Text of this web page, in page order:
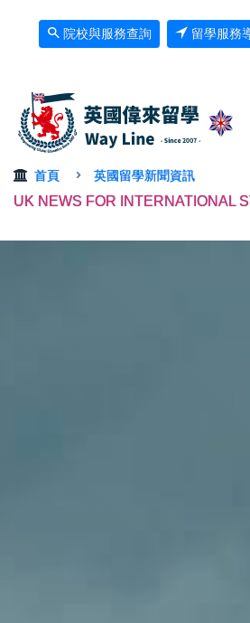
院校與服務查詢 留學服務
首頁 英國留學新聞資訊
UK NEWS FOR INTERNATIONAL